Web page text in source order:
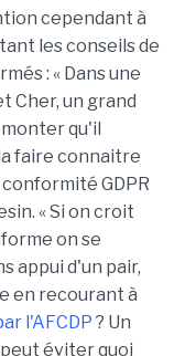
cependant à
les conseils de
: « Dans une
Cher, un grand
qu'il
faire connaitre
GDPR
« Si on croit
on se
appui d'un pair,
en recourant à
l'AFCDP ? Un
éviter quoi